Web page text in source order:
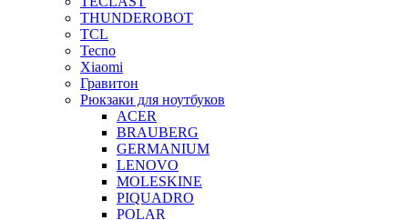
THUNDEROBOT
TCL
Tecno
Xiaomi
Гравитон
Рюкзаки для ноутбуков
ACER
BRAUBERG
GERMANIUM
LENOVO
MOLESKINE
PIQUADRO
POLAR